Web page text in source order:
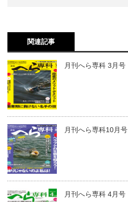
関連記事
月刊へら専科 3月号
月刊へら専科10月号
月刊へら専科 4月号